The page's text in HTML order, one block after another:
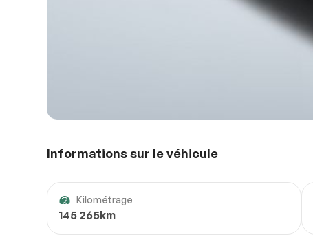
Informations sur le véhicule
Kilométrage
145 265km